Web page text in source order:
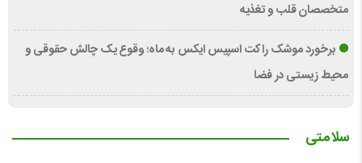
متخصصان قلب و تغذیه
برخورد موشک راکت اسپیس ایکس به ماه؛ وقوع یک چالش حقوقی و
محیط زیستی در فضا
سلامتی